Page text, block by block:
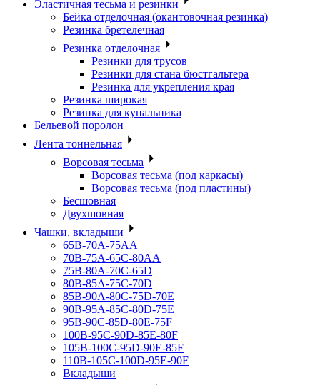
Эластичная тесьма и резинки
Бейка отделочная (окантовочная резинка)
Резинка бретелечная
Резинка отделочная
Резинки для трусов
Резинки для стана бюстгальтера
Резинка для укрепления края
Резинка широкая
Резинка для купальника
Бельевой поролон
Лента тоннельная
Ворсовая тесьма
Ворсовая тесьма (под каркасы)
Ворсовая тесьма (под пластины)
Бесшовная
Двухшовная
Чашки, вкладыши
65B-70A-75АА
70В-75А-65С-80АА
75В-80А-70С-65D
80В-85А-75С-70D
85В-90А-80С-75D-70E
90B-95A-85C-80D-75E
95B-90C-85D-80E-75F
100B-95C-90D-85E-80F
105B-100C-95D-90E-85F
110B-105C-100D-95E-90F
Вкладыши